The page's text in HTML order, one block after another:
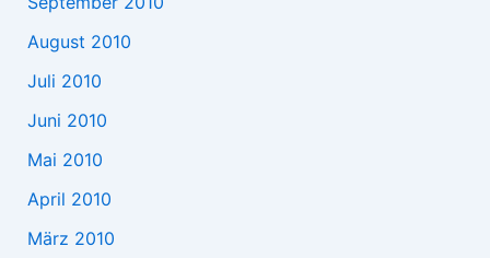
August 2010
Juli 2010
Juni 2010
Mai 2010
April 2010
März 2010